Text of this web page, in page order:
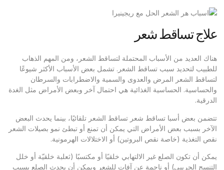
علاج تساقط شعر
هناك العديد من الأسباب المحتملة لتساقط الشعر، ومن المهم الذهاب
للطبيب لتحديد سبب تساقط الشعر. تشمل بعض الأسباب الأكثر شيوعًا
لتساقط الشعر المرض والعدوى والسمية والاضطرابات والسرطان
والحساسية. الحساسية الغذائية هي احتمال آخر وبعض الأمراض مثل الغدة
الدرقية.
تتضمن بعض أسبا تساقط شعر تساقط الشعر تلقائيًا، بينما يحدث البعض
الآخر بسبب بعض الأمراض التي يمكن أن تمنع أو تبطئ نمو بصيلات الشعر
نقص التغذية (خاصة نقص البروتين) أو الاختلالات الهرمونية.
يمكن أن تكون الصلع غير الالتهابي خلقيًا أو مكتسبًا (ثعلبة خلقيّة أو خلل
التنسج الجريبي) أو ناجمة عن آفات للشعر ويمكن أن يحدث الصلع بسبب